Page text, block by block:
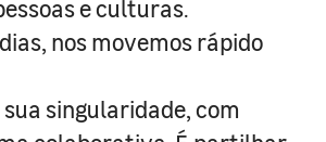
e culturas.
nos movemos rápido
sua singularidade, com